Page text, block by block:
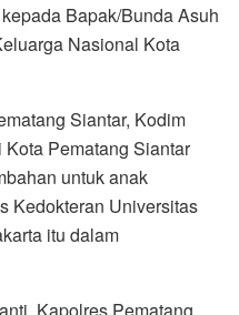
Bapak/Bunda Asuh
Nasional Kota
Siantar, Kodim
Pematang Siantar
untuk anak
Kedokteran Universitas
itu dalam
Kapolres Pematang